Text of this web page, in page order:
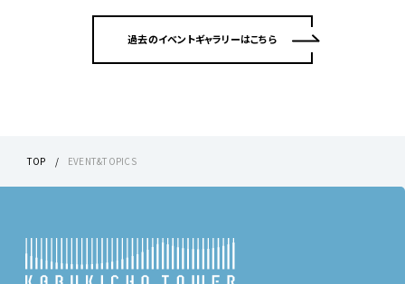
過去のイベントギャラリーはこちら
TOP EVENT&TOPICS